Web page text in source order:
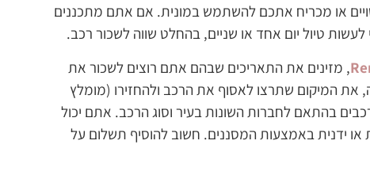
או מכריח אתכם להשתמש במונית. אם אתם מתכננים
טיול יום אחד או שניים, בהחלט שווה לשכור רכב.
, מזינים את התאריכים שבהם אתם רוצים לשכור את
המיקום שתרצו לאסוף את הרכב ולהחזירו (מומלץ
בהתאם לחברות השונות בעיר וסוג הרכב. אתם יכול
או ידנית באמצעות המסננים. חשוב להוסיף תשלום על